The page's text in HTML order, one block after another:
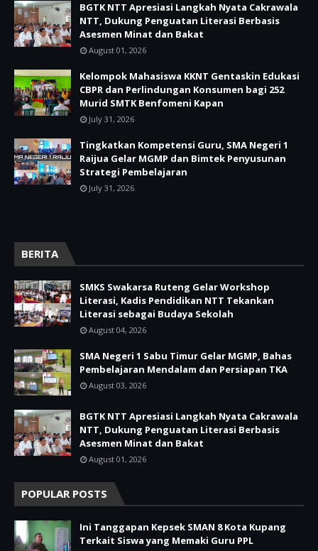
BGTK NTT Apresiasi Langkah Nyata Cakrawala
NTT, Dukung Penguatan Literasi Berbasis
Asesmen Minat dan Bakat
August 01, 2026
Kelompok Mahasiswa KKNT Gentaskin Edukasi
CBPR dan Perlindungan Konsumen bagi 252
Murid SMTK Benfomeni Kapan
July 31, 2026
Tingkatkan Kompetensi Guru, SMA Negeri 1
Raijua Gelar MGMP dan Bimtek Penyusunan
Strategi Pembelajaran
July 31, 2026
BERITA
SMKS Swakarsa Ruteng Gelar Workshop
Literasi, Kadis Pendidikan NTT Tekankan
Literasi sebagai Budaya Sekolah
August 04, 2026
SMA Negeri 1 Sabu Timur Gelar MGMP, Bahas
Pembelajaran Mendalam dan Persiapan TKA
August 03, 2026
BGTK NTT Apresiasi Langkah Nyata Cakrawala
NTT, Dukung Penguatan Literasi Berbasis
Asesmen Minat dan Bakat
August 01, 2026
POPULAR POSTS
Ini Tanggapan Kepsek SMAN 8 Kota Kupang
Terkait Siswa yang Memaki Guru PPL